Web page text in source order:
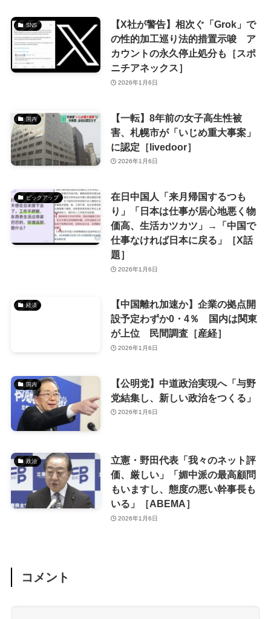
SNS
【X社が警告】相次ぐ「Grok」で
の性的加工巡り法的措置示唆 ア
カウントの永久停止処分も［スポ
ニチアネックス］
2026年1月6日
国内
【一転】8年前の女子高生性被
害、札幌市が「いじめ重大事案」
に認定［livedoor］
2026年1月6日
ピックアップ
在日中国人「来月帰国するつも
り」「日本は仕事が居心地悪く物
価高、生活カツカツ」→「中国で
仕事なければ日本に戻る」［X話
題］
2026年1月6日
経済
【中国離れ加速か】企業の拠点開
設予定わずか0・4％ 国内は関東
が上位 民間調査［産経］
2026年1月6日
国内
【公明党】中道政治実現へ「与野
党結集し、新しい政治をつくる」
2026年1月6日
政治
立憲・野田代表「我々のネット評
価、厳しい」「媚中派の最高顧問
もいますし、態度の悪い幹事長も
いる」［ABEMA］
2026年1月6日
コメント